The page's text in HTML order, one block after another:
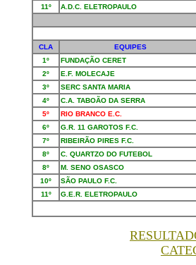
11º
A.D.C. ELETROPAULO
CLA
EQUIPES
1º
FUNDAÇÃO CERET
2º
E.F. MOLECAJE
3º
SERC SANTA MARIA
4º
C.A. TABOÃO DA SERRA
5º
RIO BRANCO E.C.
6º
G.R. 11 GAROTOS F.C.
7º
RIBEIRÃO PIRES F.C.
8º
C. QUARTZO DO FUTEBOL
8º
M. SENO OSASCO
10º
SÃO PAULO F.C.
11º
G.E.R. ELETROPAULO